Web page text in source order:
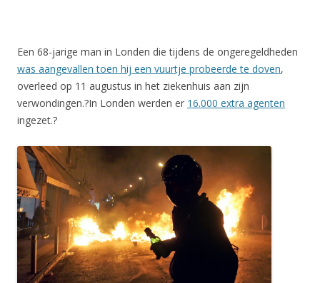
Een 68-jarige man in Londen die tijdens de ongeregeldheden
was aangevallen toen hij een vuurtje probeerde te doven,
overleed op 11 augustus in het ziekenhuis aan zijn
verwondingen.?In Londen werden er 16.000 extra agenten
ingezet.?